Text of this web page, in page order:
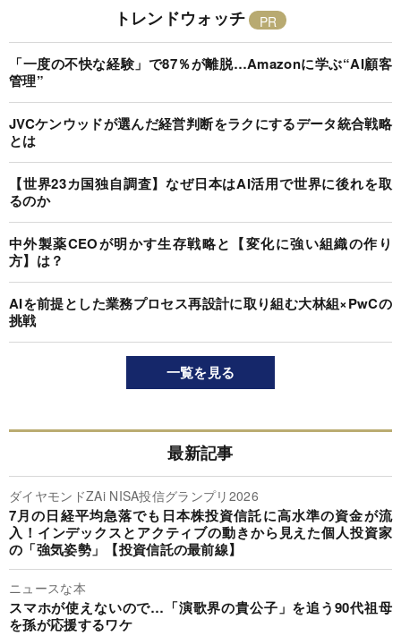
トレンドウォッチ
「一度の不快な経験」で87％が離脱…Amazonに学ぶ“AI顧客
管理”
JVCケンウッドが選んだ経営判断をラクにするデータ統合戦略
とは
【世界23カ国独自調査】なぜ日本はAI活用で世界に後れを取
るのか
中外製薬CEOが明かす生存戦略と【変化に強い組織の作り
方】は？
AIを前提とした業務プロセス再設計に取り組む大林組×PwCの
挑戦
一覧を見る
最新記事
ダイヤモンドZAi NISA投信グランプリ2026
7月の日経平均急落でも日本株投資信託に高水準の資金が流
入！インデックスとアクティブの動きから見えた個人投資家
の「強気姿勢」【投資信託の最前線】
ニュースな本
スマホが使えないので…「演歌界の貴公子」を追う90代祖母
を孫が応援するワケ